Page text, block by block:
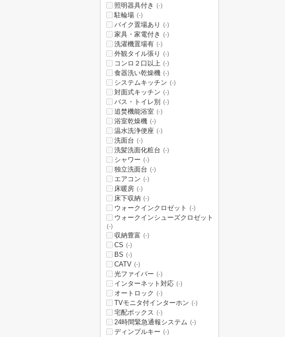
照明器具付き (-)
駐輪場 (-)
バイク置場あり (-)
家具・家電付き (-)
洗濯機置場有 (-)
外観タイル張り (-)
コンロ２口以上 (-)
食器洗い乾燥機 (-)
システムキッチン (-)
対面式キッチン (-)
バス・トイレ別 (-)
追焚機能浴室 (-)
浴室乾燥機 (-)
温水洗浄便座 (-)
洗面台 (-)
洗髪洗面化粧台 (-)
シャワー (-)
独立洗面台 (-)
エアコン (-)
床暖房 (-)
床下収納 (-)
ウォークインクロゼット (-)
ウォークインシューズクロゼット
(-)
収納豊富 (-)
CS (-)
BS (-)
CATV (-)
光ファイバー (-)
インターネット対応 (-)
オートロック (-)
TVモニタ付インターホン (-)
宅配ボックス (-)
24時間緊急通報システム (-)
ディンプルキー (-)